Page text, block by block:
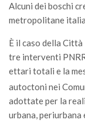
Alcuni dei boschi
metropolitane
È il caso della
tre interventi
ettari totali e la
autoctoni nei
adottate per la
urbana, periurbana